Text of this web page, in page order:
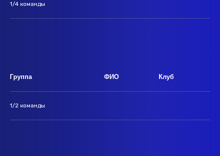
1/4 команды
Группа ФИО Клуб
1/2 команды